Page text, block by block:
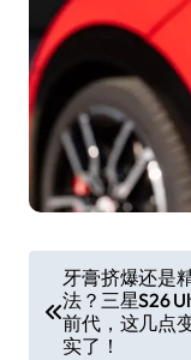
章
牙膏挤爆还是
法？三星S26
前代，这几点
实了！